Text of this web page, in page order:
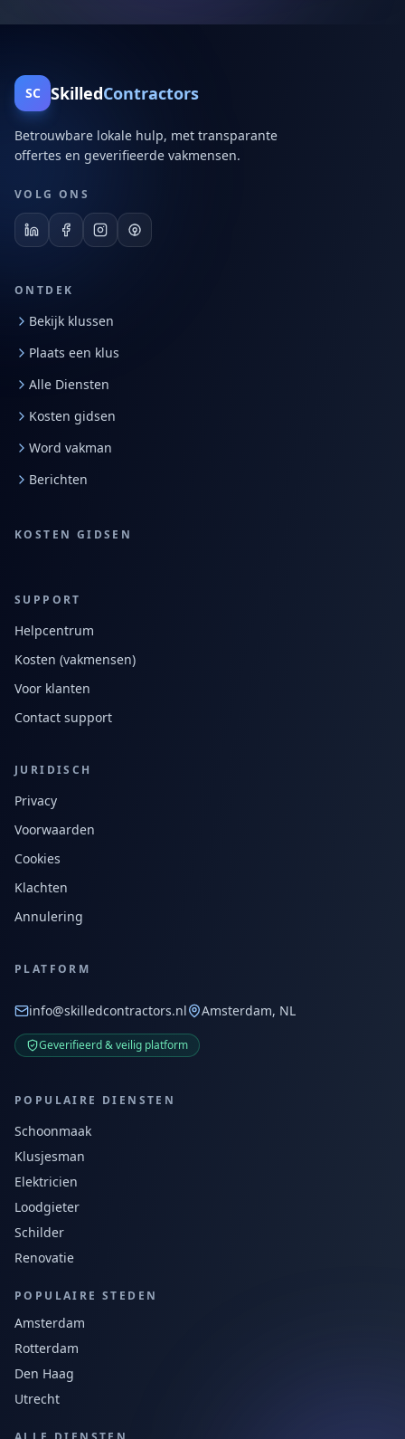
SC SkilledContractors
Betrouwbare lokale hulp, met transparante
offertes en geverifieerde vakmensen.
VOLG ONS
ONTDEK
Bekijk klussen
Plaats een klus
Alle Diensten
Kosten gidsen
Word vakman
Berichten
KOSTEN GIDSEN
SUPPORT
Helpcentrum
Kosten (vakmensen)
Voor klanten
Contact support
JURIDISCH
Privacy
Voorwaarden
Cookies
Klachten
Annulering
PLATFORM
info@skilledcontractors.nl Amsterdam, NL
Geverifieerd & veilig platform
POPULAIRE DIENSTEN
Schoonmaak
Klusjesman
Elektricien
Loodgieter
Schilder
Renovatie
POPULAIRE STEDEN
Amsterdam
Rotterdam
Den Haag
Utrecht